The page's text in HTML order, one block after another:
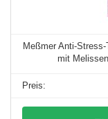
Meßmer
mit